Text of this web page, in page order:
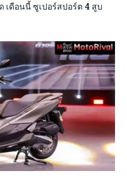
เดือนนี้ ซูเปอร์สปอร์ต 4 สูบ